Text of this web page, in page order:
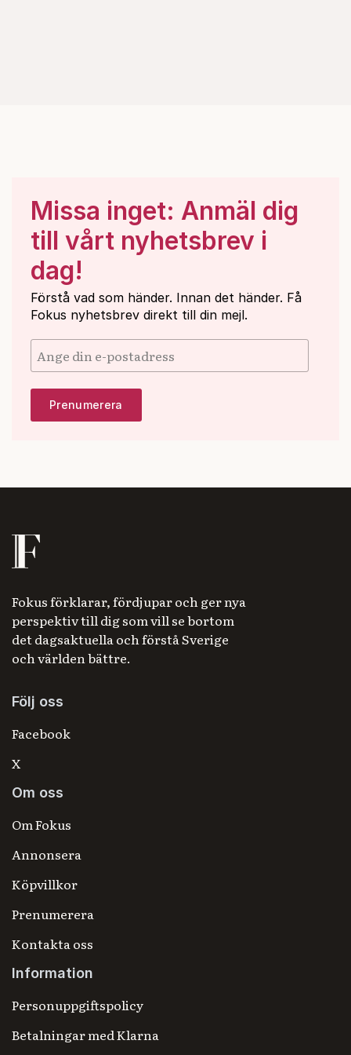
Missa inget: Anmäl dig
till vårt nyhetsbrev i
dag!
Förstå vad som händer. Innan det händer. Få
Fokus nyhetsbrev direkt till din mejl.
Fokus förklarar, fördjupar och ger nya
perspektiv till dig som vill se bortom
det dagsaktuella och förstå Sverige
och världen bättre.
Följ oss
Facebook
X
Om oss
Om Fokus
Annonsera
Köpvillkor
Prenumerera
Kontakta oss
Information
Personuppgiftspolicy
Betalningar med Klarna